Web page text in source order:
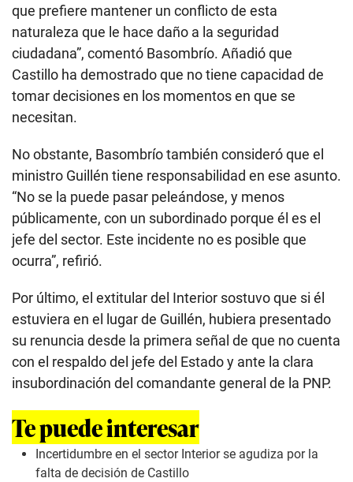
que prefiere mantener un conflicto de esta
naturaleza que le hace daño a la seguridad
ciudadana”, comentó Basombrío. Añadió que
Castillo ha demostrado que no tiene capacidad de
tomar decisiones en los momentos en que se
necesitan.
No obstante, Basombrío también consideró que el
ministro Guillén tiene responsabilidad en ese asunto.
“No se la puede pasar peleándose, y menos
públicamente, con un subordinado porque él es el
jefe del sector. Este incidente no es posible que
ocurra”, refirió.
Por último, el extitular del Interior sostuvo que si él
estuviera en el lugar de Guillén, hubiera presentado
su renuncia desde la primera señal de que no cuenta
con el respaldo del jefe del Estado y ante la clara
insubordinación del comandante general de la PNP.
Te puede interesar
Incertidumbre en el sector Interior se agudiza por la
falta de decisión de Castillo